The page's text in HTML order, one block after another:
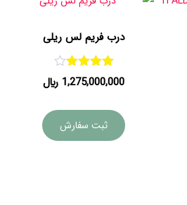
درب فریم لس ریلی
امتیاز
4.00
1,275,000,000 ﷼
ثبت سفارش